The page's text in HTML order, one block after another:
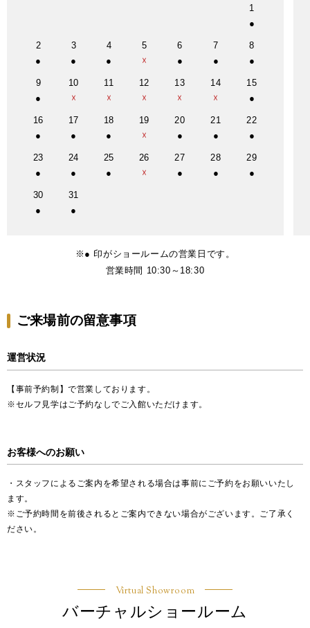
1
2 3 4 5 6 7 8
9 10 11 12 13 14 15
16 17 18 19 20 21 22
23 24 25 26 27 28 29
30 31
※● 印がショールームの営業日です。
営業時間 10:30～18:30
ご来場前の留意事項
運営状況
【事前予約制】で営業しております。
※セルフ見学はご予約なしでご入館いただけます。
お客様へのお願い
・スタッフによるご案内を希望される場合は事前にご予約をお願いいたし
ます。
※ご予約時間を前後されるとご案内できない場合がございます。ご了承く
ださい。
Virtual Showroom
バーチャルショールーム